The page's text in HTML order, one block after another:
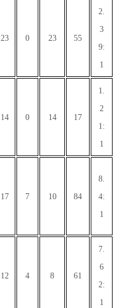
23 0 23 55
2.
3
9:
1
14 0 14 17
1.
2
1:
1
17 7 10 84
8.
4:
1
12 4 8 61
7.
6
2:
1